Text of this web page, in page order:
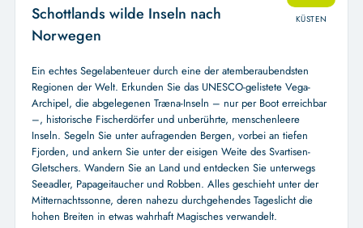
KÜSTEN
Schottlands wilde Inseln nach
Norwegen
Ein echtes Segelabenteuer durch eine der atemberaubendsten
Regionen der Welt. Erkunden Sie das UNESCO-gelistete Vega-
Archipel, die abgelegenen Træna-Inseln – nur per Boot erreichbar
–, historische Fischerdörfer und unberührte, menschenleere
Inseln. Segeln Sie unter aufragenden Bergen, vorbei an tiefen
Fjorden, und ankern Sie unter der eisigen Weite des Svartisen-
Gletschers. Wandern Sie an Land und entdecken Sie unterwegs
Seeadler, Papageitaucher und Robben. Alles geschieht unter der
Mitternachtssonne, deren nahezu durchgehendes Tageslicht die
hohen Breiten in etwas wahrhaft Magisches verwandelt.